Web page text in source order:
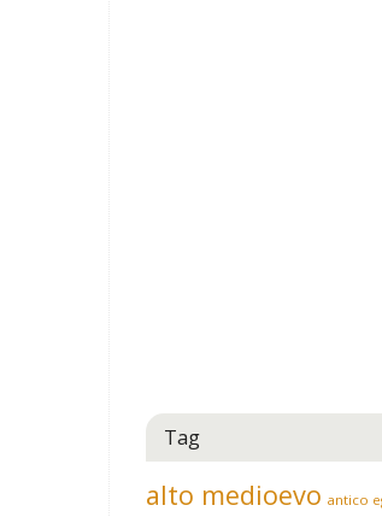
Tag
alto medioevo antico